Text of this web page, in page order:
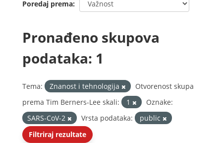
Poredaj prema
Pronađeno skupova
podataka: 1
Tema: Znanost i tehnologija
Otvorenost skupa
prema Tim Berners-Lee skali:
1
Oznake:
SARS-CoV-2
Vrsta podataka:
public
Filtriraj rezultate